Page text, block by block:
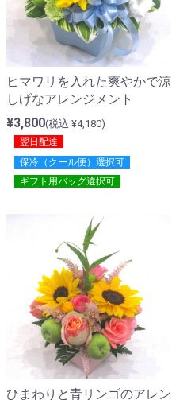
ヒマワリを入れた爽やかで涼
しげなアレンジメント
¥3,800(税込 ¥4,180)
翌日配達
保冷（クール便）選択可
ギフト用バッグ選択可
ひまわりと青リンゴのアレン